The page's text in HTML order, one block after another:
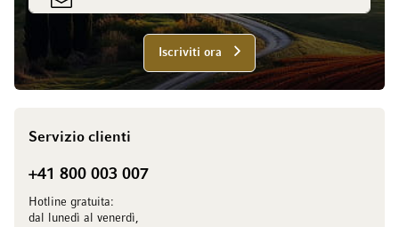
Iscriviti ora
Servizio clienti
+41 800 003 007
Hotline gratuita:
dal lunedì al venerdì,